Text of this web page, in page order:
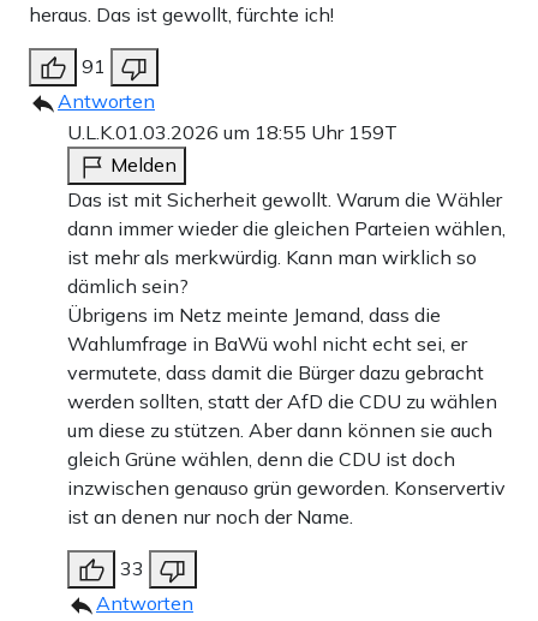
heraus. Das ist gewollt, fürchte ich!
91
Antworten
U.L.K.01.03.2026 um 18:55 Uhr 159T
Melden
Das ist mit Sicherheit gewollt. Warum die Wähler
dann immer wieder die gleichen Parteien wählen,
ist mehr als merkwürdig. Kann man wirklich so
dämlich sein?
Übrigens im Netz meinte Jemand, dass die
Wahlumfrage in BaWü wohl nicht echt sei, er
vermutete, dass damit die Bürger dazu gebracht
werden sollten, statt der AfD die CDU zu wählen
um diese zu stützen. Aber dann können sie auch
gleich Grüne wählen, denn die CDU ist doch
inzwischen genauso grün geworden. Konservertiv
ist an denen nur noch der Name.
33
Antworten